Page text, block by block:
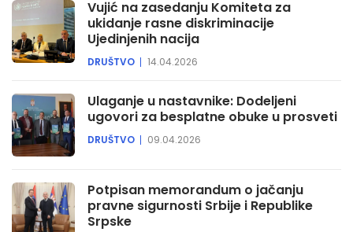
Vujić na zasedanju Komiteta za
ukidanje rasne diskriminacije
Ujedinjenih nacija
DRUŠTVO 14.04.2026
Ulaganje u nastavnike: Dodeljeni
ugovori za besplatne obuke u prosveti
DRUŠTVO 09.04.2026
Potpisan memorandum o jačanju
pravne sigurnosti Srbije i Republike
Srpske